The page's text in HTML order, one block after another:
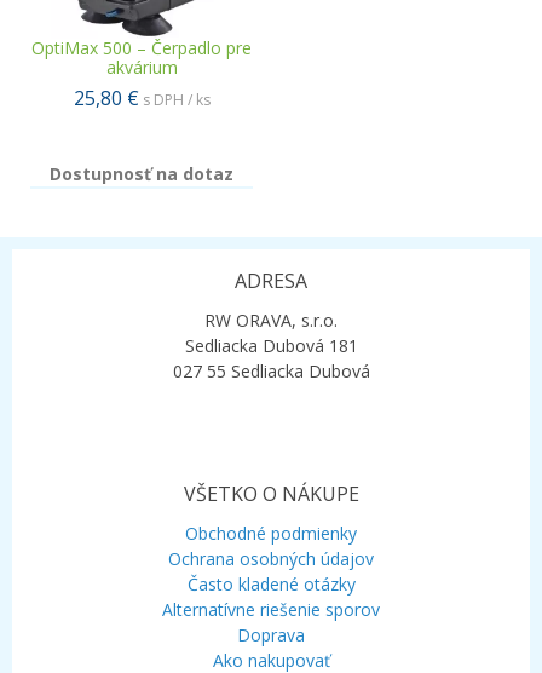
OptiMax 500 – Čerpadlo pre
akvárium
25,80 € s DPH / ks
Dostupnosť na dotaz
ADRESA
RW ORAVA, s.r.o.
Sedliacka Dubová 181
027 55 Sedliacka Dubová
VŠETKO O NÁKUPE
Obchodné podmienky
Ochrana osobných údajov
Často kladené otázky
Alternatívne riešenie sporov
Doprava
Ako nakupovať